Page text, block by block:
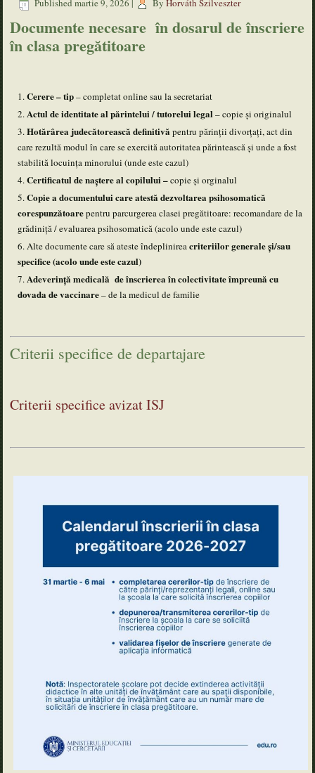
Published martie 9, 2026 By Horváth Szilveszter
Documente necesare în dosarul de înscriere
în clasa pregătitoare
Cerere – tip– completat online sau la secretariat
Actul de identitate al părintelui / tutorelui legal– copie şi originalul
Hotărârea judecătorească definitivă pentru părinții divorțați, act din
care rezultă modul în care se exercită autoritatea părintească și unde a fost
stabilită locuința minorului (unde este cazul)
Certificatul de naștere al copilului –copie şi orginalul
Copie a documentului care atestă dezvoltarea psihosomatică
corespunzătoarepentru parcurgerea clasei pregătitoare: recomandare de la
grădiniţă / evaluarea psihosomatică (acolo unde este cazul)
Alte documente care să ateste îndeplinireacriteriilor generale și/sau
specifice (acolo unde este cazul)
Adeverință medicală de înscrierea în colectivitate împreună cu
dovada de vaccinare– de la medicul de familie
Criterii specifice de departajare
Criterii specifice avizat ISJ